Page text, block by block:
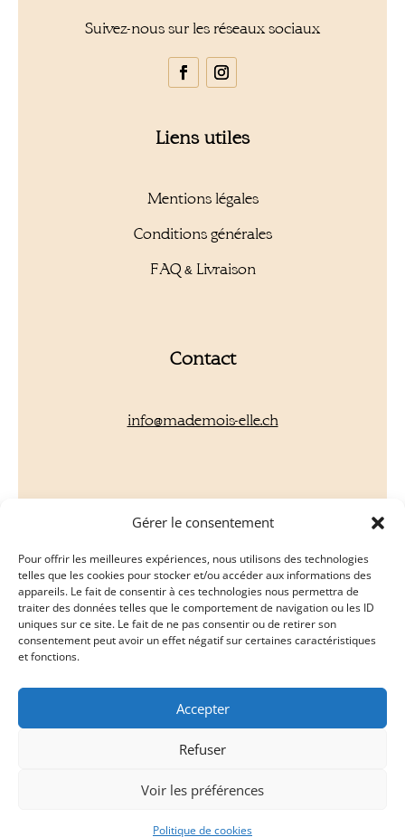
Gérer le consentement
Pour offrir les meilleures expériences, nous utilisons des technologies
telles que les cookies pour stocker et/ou accéder aux informations des
appareils. Le fait de consentir à ces technologies nous permettra de
traiter des données telles que le comportement de navigation ou les ID
uniques sur ce site. Le fait de ne pas consentir ou de retirer son
consentement peut avoir un effet négatif sur certaines caractéristiques
et fonctions.
Accepter
Refuser
Voir les préférences
Politique de cookies
Suivez-nous sur les réseaux sociaux
Liens utiles
Mentions légales
Conditions générales
FAQ & Livraison
Contact
info@mademois-elle.ch
Découvrez en avant première toutes nos
actualités, nos événements et offres de la
saison